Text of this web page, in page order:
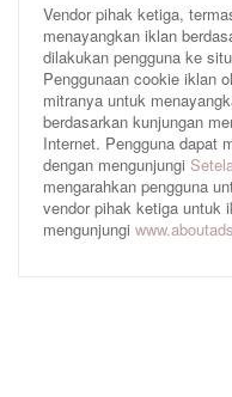
Vendor pihak ketiga,
menayangkan iklan
dilakukan pengguna ke
Penggunaan cookie iklan
mitranya untuk
berdasarkan kunjungan
Internet. Pengguna dapat
dengan mengunjungi
mengarahkan pengguna
vendor pihak ketiga untuk
mengunjungi